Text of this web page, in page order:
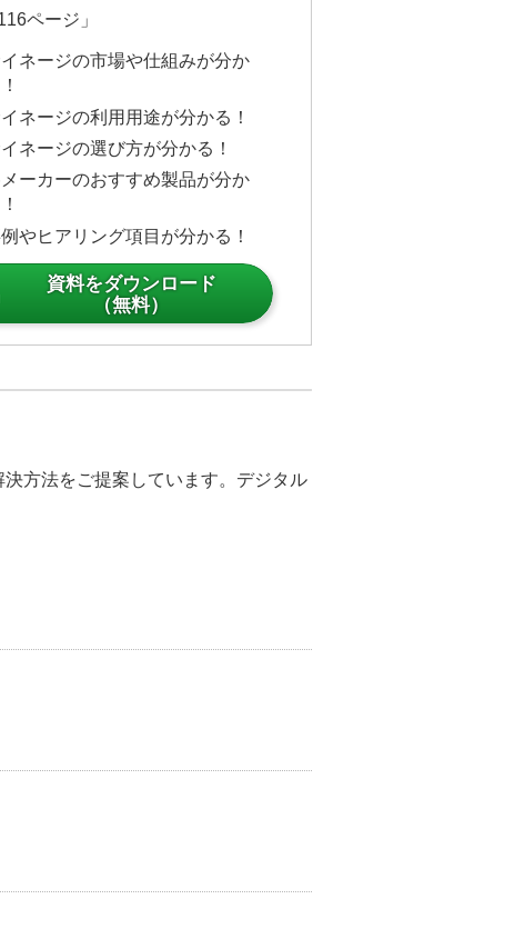
ページ」
ネージの市場や仕組みが分か
ネージの利用用途が分かる！
ネージの選び方が分かる！
ーカーのおすすめ製品が分か
やヒアリング項目が分かる！
資料をダウンロード
（無料）
方法をご提案しています。デジタル